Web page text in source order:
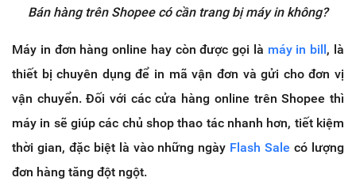
Bán hàng trên Shopee có cần trang bị máy in không?
Máy in đơn hàng online hay còn được gọi là máy in bill , là
thiết bị chuyên dụng để in mã vận đơn và gửi cho đơn vị
vận chuyển. Đối với các cửa hàng online trên Shopee thì
máy in sẽ giúp các chủ shop thao tác nhanh hơn, tiết kiệm
thời gian, đặc biệt là vào những ngày Flash Sale có lượng
đơn hàng tăng đột ngột.